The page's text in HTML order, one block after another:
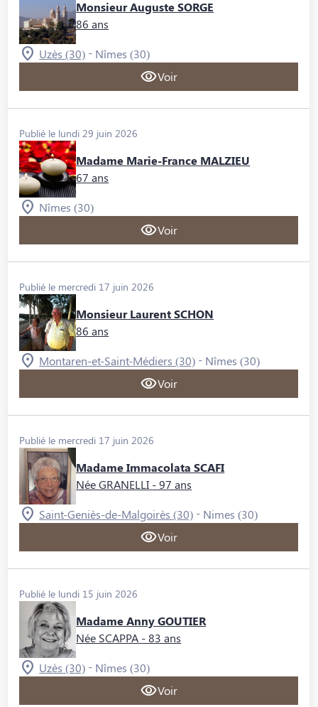
Monsieur Auguste SORGE
86 ans
Uzès (30) - Nîmes (30)
Voir
Publié le lundi 29 juin 2026
Madame Marie-France MALZIEU
67 ans
Nîmes (30)
Voir
Publié le mercredi 17 juin 2026
Monsieur Laurent SCHON
86 ans
Montaren-et-Saint-Médiers (30) - Nîmes (30)
Voir
Publié le mercredi 17 juin 2026
Madame Immacolata SCAFI
Née GRANELLI - 97 ans
Saint-Geniès-de-Malgoirès (30) - Nimes (30)
Voir
Publié le lundi 15 juin 2026
Madame Anny GOUTIER
Née SCAPPA - 83 ans
Uzès (30) - Nîmes (30)
Voir